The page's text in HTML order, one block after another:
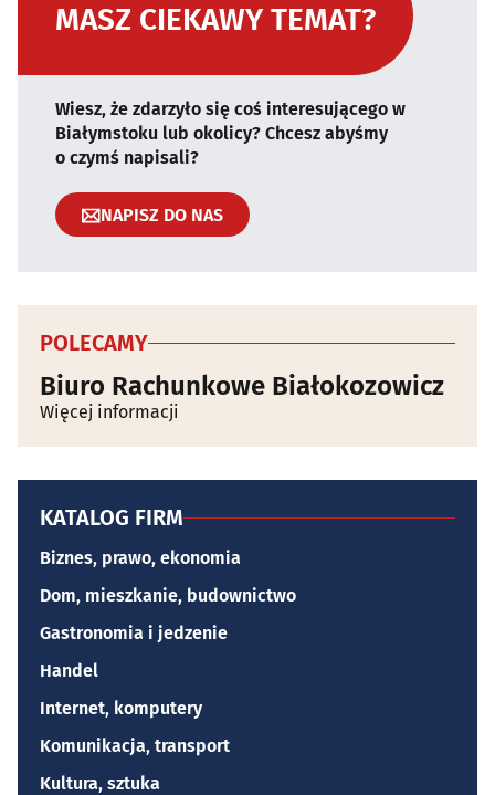
MASZ CIEKAWY TEMAT?
Wiesz, że zdarzyło się coś interesującego w
Białymstoku lub okolicy? Chcesz abyśmy
o czymś napisali?
NAPISZ DO NAS
POLECAMY
Biuro Rachunkowe Białokozowicz
Więcej informacji
KATALOG FIRM
Biznes, prawo, ekonomia
Dom, mieszkanie, budownictwo
Gastronomia i jedzenie
Handel
Internet, komputery
Komunikacja, transport
Kultura, sztuka